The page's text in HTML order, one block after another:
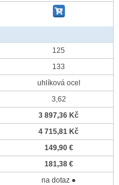
125
133
uhlíková ocel
3,62
3 897,36 Kč
4 715,81 Kč
149,90 €
181,38 €
na dotaz ●